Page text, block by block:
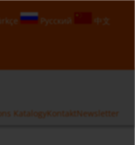
Русский
中文
KatalogyKontaktNewsletter